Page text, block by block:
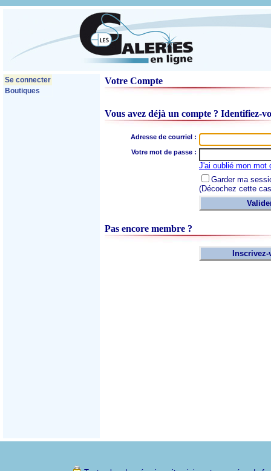
Se connecter
Boutiques
Votre Compte
Vous avez déjà un compte ? Identifiez-
Adresse de courriel :
Votre mot de passe :
J'ai oublié mon mot
Garder ma
(Décochez cette
Pas encore membre ?